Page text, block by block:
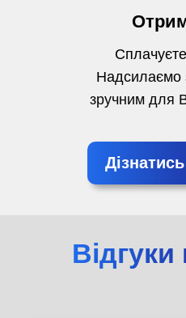
Надсилаємо
зручним для
Відгуки